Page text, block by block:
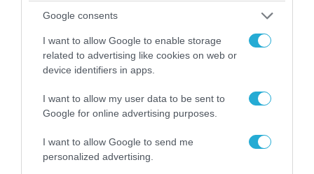
Google consents
I want to allow Google to enable storage
related to advertising like cookies on web or
device identifiers in apps.
I want to allow my user data to be sent to
Google for online advertising purposes.
I want to allow Google to send me
personalized advertising.
«Επιχείρηση ελεύθερα πεζοδρόμια» στην
αντικείμενα από κοινόχρηστους χώρους